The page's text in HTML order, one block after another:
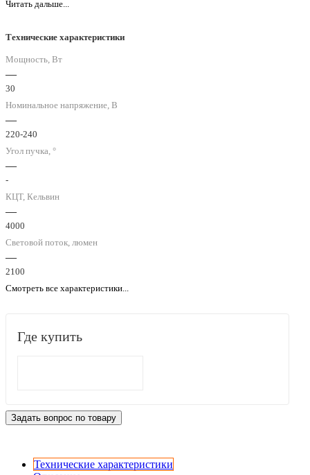
Читать дальше...
Технические характеристики
Мощность, Вт
—
30
Номинальное напряжение, В
—
220-240
Угол пучка, °
—
-
КЦТ, Кельвин
—
4000
Световой поток, люмен
—
2100
Смотреть все характеристики...
Где купить
Задать вопрос по товару
Технические характеристики